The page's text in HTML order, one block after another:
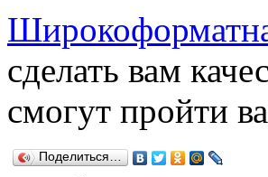
сделать вам
смогут пройти
Поделиться…